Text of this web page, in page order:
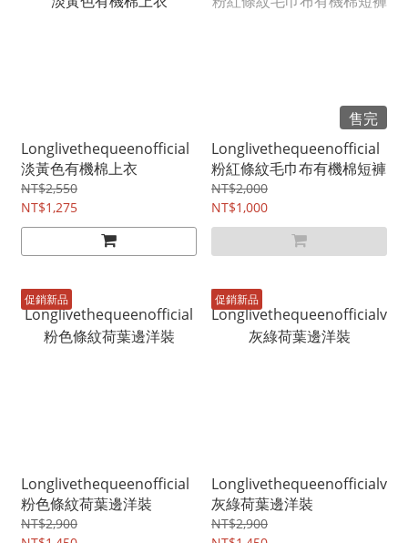
Longlivethequeenofficial
淡黃色有機棉上衣
NT$2,550
NT$1,275
售完
Longlivethequeenofficial
粉紅條紋毛巾布有機棉短褲
NT$2,000
NT$1,000
促銷新品
Longlivethequeenofficial
粉色條紋荷葉邊洋裝
NT$2,900
促銷新品
Longlivethequeenofficialv
灰綠荷葉邊洋裝
NT$2,900